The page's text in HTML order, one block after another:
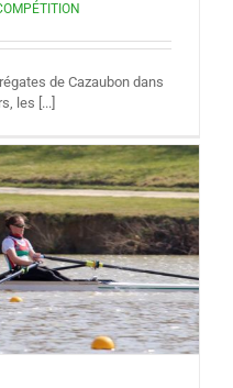
de Cazaubon dans
les [...]